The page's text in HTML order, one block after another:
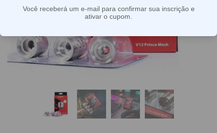
Você receberá um e-mail para confirmar sua inscrição e
ativar o cupom.